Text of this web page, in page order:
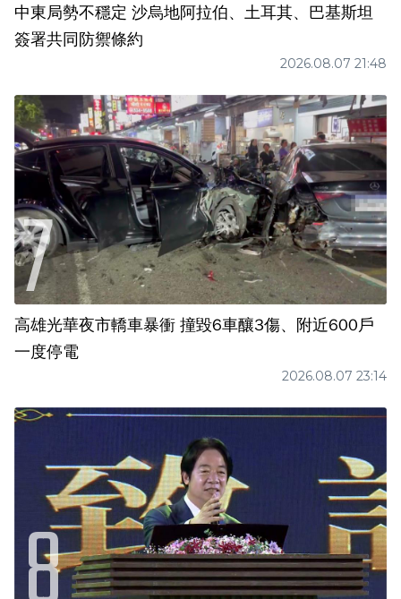
中東局勢不穩定 沙烏地阿拉伯、土耳其、巴基斯坦
簽署共同防禦條約
2026.08.07 21:48
高雄光華夜市轎車暴衝 撞毀6車釀3傷、附近600戶
一度停電
2026.08.07 23:14